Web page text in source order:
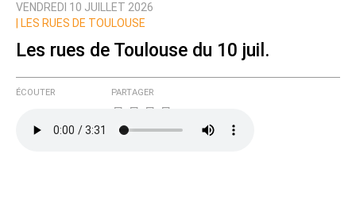
VENDREDI 10 JUILLET 2026
LES RUES DE TOULOUSE
Les rues de Toulouse du 10 juil.
ÉCOUTER PARTAGER